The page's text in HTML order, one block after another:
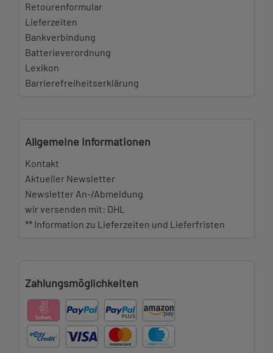
Retourenformular
Lieferzeiten
Bankverbindung
Batterieverordnung
Lexikon
Barrierefreiheitserklärung
Allgemeine Informationen
Kontakt
Aktueller Newsletter
Newsletter An-/Abmeldung
wir versenden mit: DHL
** Information zu Lieferzeiten und Lieferfristen
Zahlungsmöglichkeiten